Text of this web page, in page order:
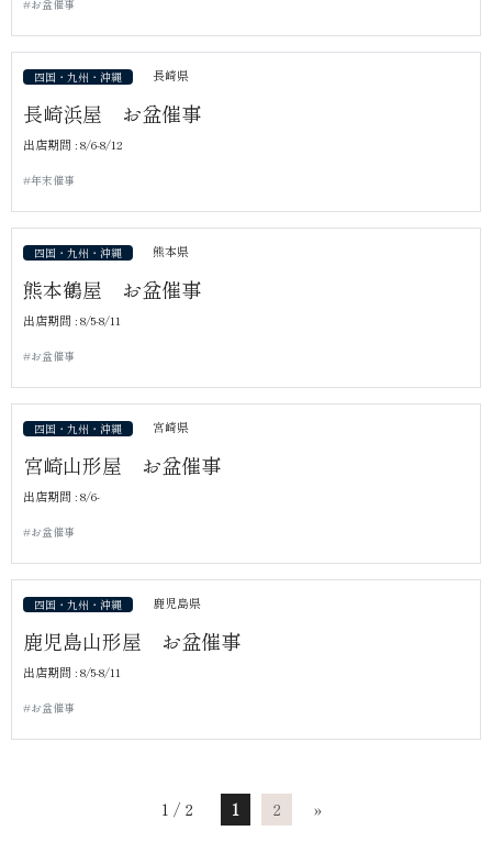
#お盆催事
四国・九州・沖縄 長崎県
長崎浜屋 お盆催事
出店期間 : 8/6-8/12
#年末催事
四国・九州・沖縄 熊本県
熊本鶴屋 お盆催事
出店期間 : 8/5-8/11
#お盆催事
四国・九州・沖縄 宮崎県
宮崎山形屋 お盆催事
出店期間 : 8/6-
#お盆催事
四国・九州・沖縄 鹿児島県
鹿児島山形屋 お盆催事
出店期間 : 8/5-8/11
#お盆催事
1 / 2 1 2 »